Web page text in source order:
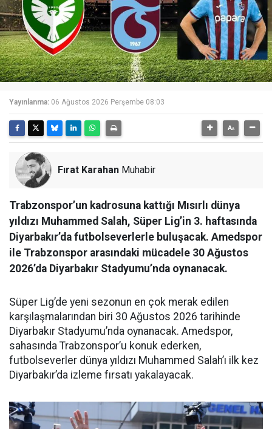
Yayınlanma: 06 Ağustos 2026 Perşembe 08:03
Fırat Karahan Muhabir
Trabzonspor’un kadrosuna kattığı Mısırlı dünya
yıldızı Muhammed Salah, Süper Lig’in 3. haftasında
Diyarbakır’da futbolseverlerle buluşacak. Amedspor
ile Trabzonspor arasındaki mücadele 30 Ağustos
2026’da Diyarbakır Stadyumu’nda oynanacak.
Süper Lig’de yeni sezonun en çok merak edilen
karşılaşmalarından biri 30 Ağustos 2026 tarihinde
Diyarbakır Stadyumu’nda oynanacak. Amedspor,
sahasında Trabzonspor’u konuk ederken,
futbolseverler dünya yıldızı Muhammed Salah’ı ilk kez
Diyarbakır’da izleme fırsatı yakalayacak.